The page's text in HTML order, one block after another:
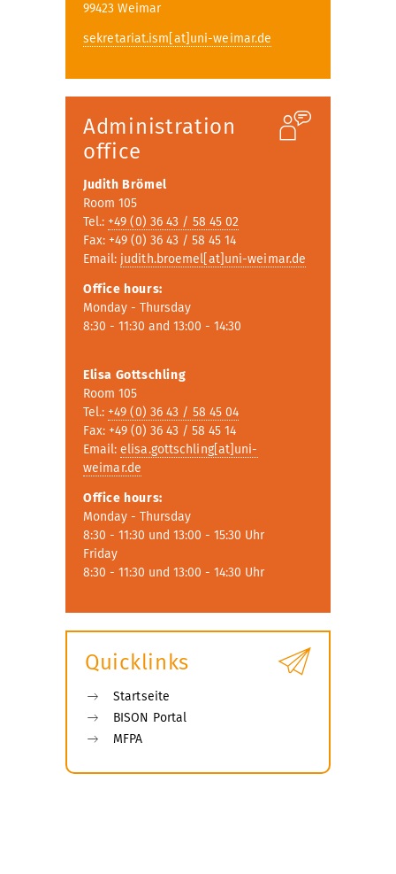
99423 Weimar
sekretariat.ism[at]uni-weimar.de
Administration
office
Judith Brömel
Room 105
Tel.: +49 (0) 36 43 / 58 45 02
Fax: +49 (0) 36 43 / 58 45 14
Email: judith.broemel[at]uni-weimar.de
Office hours:
Monday - Thursday
8:30 - 11:30 and 13:00 - 14:30
Elisa Gottschling
Room 105
Tel.: +49 (0) 36 43 / 58 45 04
Fax: +49 (0) 36 43 / 58 45 14
Email: elisa.gottschling[at]uni-
weimar.de
Office hours:
Monday - Thursday
8:30 - 11:30 und 13:00 - 15:30 Uhr
Friday
8:30 - 11:30 und 13:00 - 14:30 Uhr
Quicklinks
Startseite
BISON Portal
MFPA